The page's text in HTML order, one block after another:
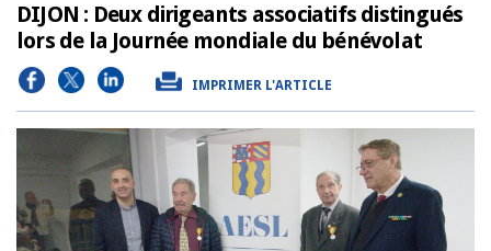
DIJON : Deux dirigeants associatifs distingués
lors de la Journée mondiale du bénévolat
IMPRIMER L'ARTICLE